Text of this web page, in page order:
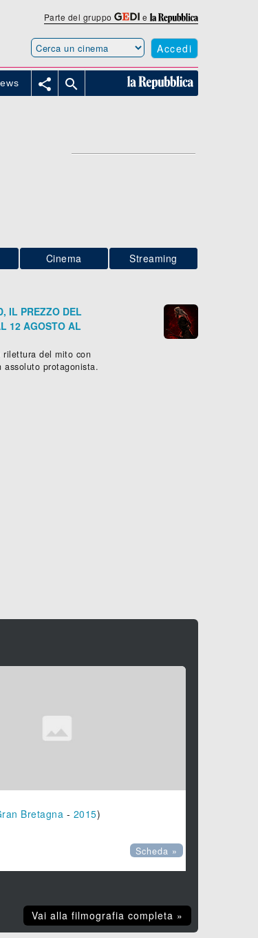
Parte del gruppo e
Accedi
 
Cinema Streaming
IL PREZZO DEL
12 AGOSTO AL
rilettura del mito con
assoluto protagonista.
Bretagna - 2015)
Scheda »
Vai alla filmografia completa »